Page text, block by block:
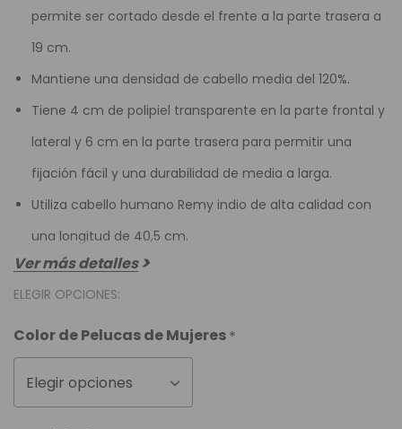
permite ser cortado desde el frente a la parte trasera a
19 cm.
Mantiene una densidad de cabello media del 120%.
Tiene 4 cm de polipiel transparente en la parte frontal y
lateral y 6 cm en la parte trasera para permitir una
fijación fácil y una durabilidad de media a larga.
Utiliza cabello humano Remy indio de alta calidad con
una longitud de 40,5 cm.
Ver más detalles
ELEGIR OPCIONES:
Color de Pelucas de Mujeres*
Elegir opciones